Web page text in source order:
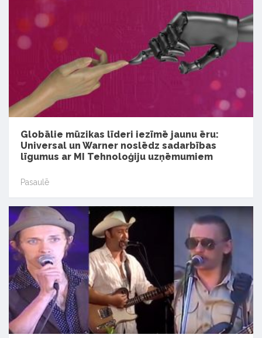
Globālie mūzikas līderi iezīmē jaunu ēru:
Universal un Warner noslēdz sadarbības
līgumus ar MI Tehnoloģiju uzņēmumiem
Pasaulē